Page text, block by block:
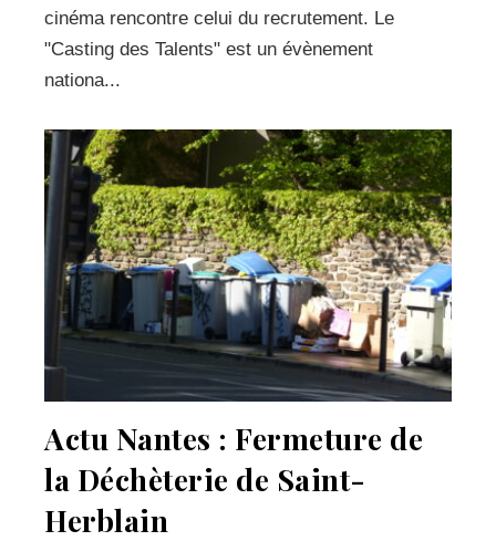
cinéma rencontre celui du recrutement. Le
"Casting des Talents" est un évènement
nationa...
Actu Nantes : Fermeture de
la Déchèterie de Saint-
Herblain